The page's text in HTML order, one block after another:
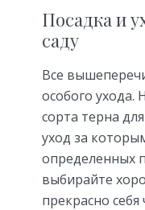
Посадка и
саду
Все
особого ухода.
сорта терна
уход за
определенных
выбирайте
прекрасно